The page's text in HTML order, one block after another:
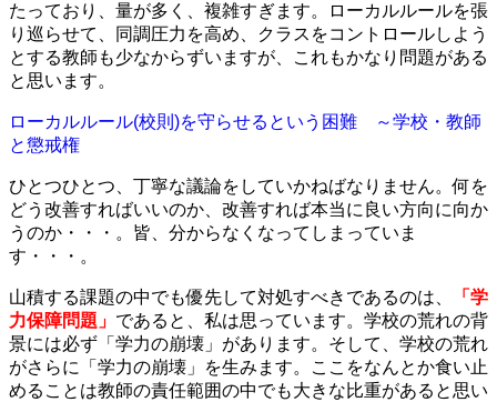
たっており、量が多く、複雑すぎます。ローカルルールを張
り巡らせて、同調圧力を高め、クラスをコントロールしよう
とする教師も少なからずいますが、これもかなり問題がある
と思います。
ローカルルール(校則)を守らせるという困難 ～学校・教師
と懲戒権
ひとつひとつ、丁寧な議論をしていかねばなりません。何を
どう改善すればいいのか、改善すれば本当に良い方向に向か
うのか・・・。皆、分からなくなってしまっていま
す・・・。
山積する課題の中でも優先して対処すべきであるのは、
「学
力保障問題」 であると、私は思っています。学校の荒れの背
景には必ず「学力の崩壊」があります。そして、学校の荒れ
がさらに「学力の崩壊」を生みます。ここをなんとか食い止
めることは教師の責任範囲の中でも大きな比重があると思い